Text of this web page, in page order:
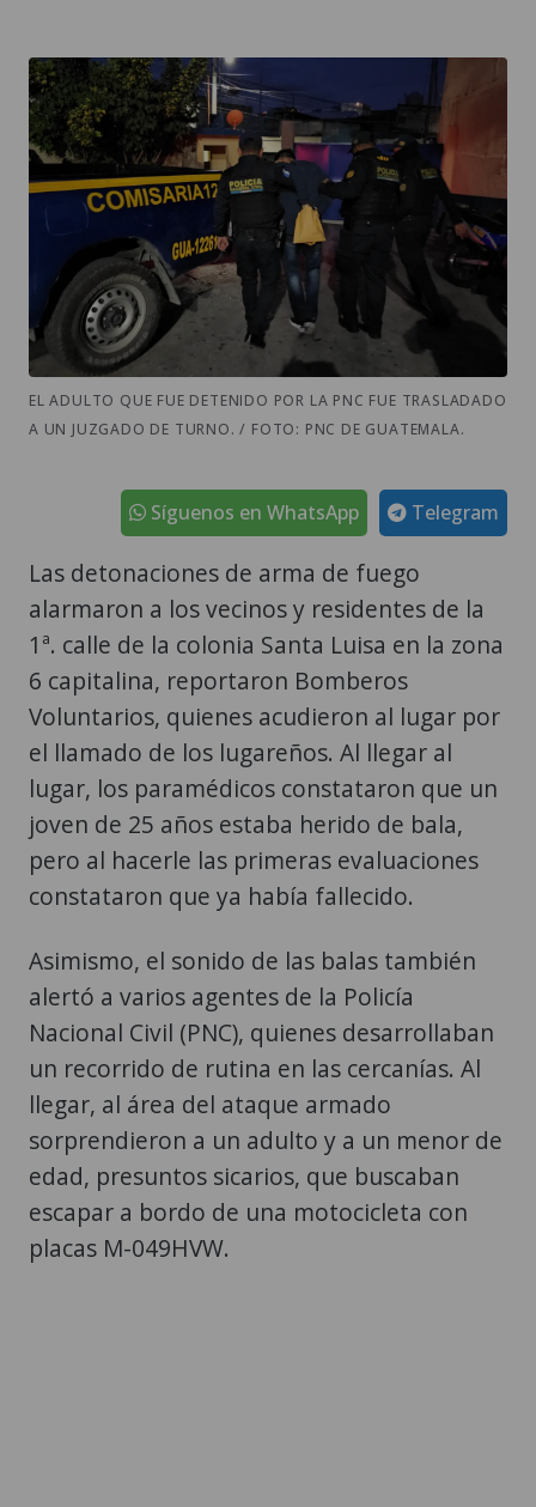
EL ADULTO QUE FUE DETENIDO POR LA PNC FUE TRASLADADO
A UN JUZGADO DE TURNO. / FOTO: PNC DE GUATEMALA.
Telegram
Síguenos en WhatsApp
Las detonaciones de arma de fuego
alarmaron a los vecinos y residentes de la
1ª. calle de la colonia Santa Luisa en la zona
6 capitalina, reportaron Bomberos
Voluntarios, quienes acudieron al lugar por
el llamado de los lugareños. Al llegar al
lugar, los paramédicos constataron que un
joven de 25 años estaba herido de bala,
pero al hacerle las primeras evaluaciones
constataron que ya había fallecido.
Asimismo, el sonido de las balas también
alertó a varios agentes de la Policía
Nacional Civil (PNC), quienes desarrollaban
un recorrido de rutina en las cercanías. Al
llegar, al área del ataque armado
sorprendieron a un adulto y a un menor de
edad, presuntos sicarios, que buscaban
escapar a bordo de una motocicleta con
placas M-049HVW.